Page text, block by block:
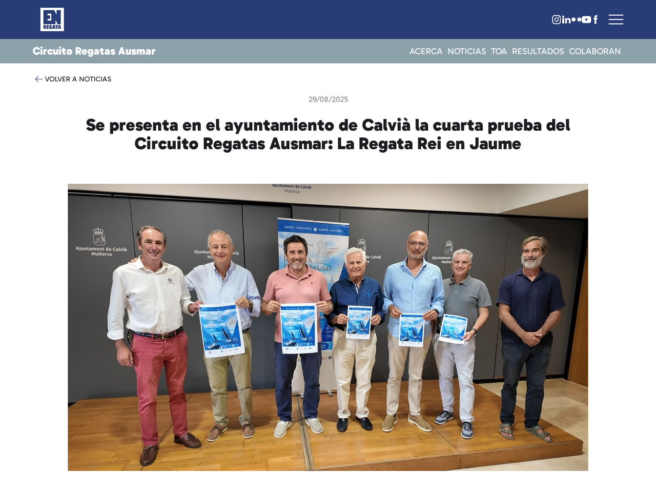
Circuito Regatas Ausmar ACERCA NOTICIAS TOA RESULTADOS COLABORAN
VOLVER A NOTICIAS
29/08/2025
Se presenta en el ayuntamiento de Calvià la cuarta prueba del
Circuito Regatas Ausmar: La Regata Rei en Jaume